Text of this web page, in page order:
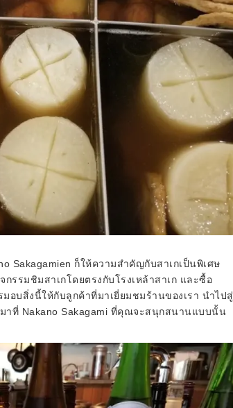
Sakagamien ก็ให้ความสำคัญกับสาเกเป็นพิเศษ
รรมชิมสาเกโดยตรงกับโรงเหล้าสาเก และซื้อ
อบสิ่งนี้ให้กับลูกค้าที่มาเยี่ยมชมร้านของเรา นำไปสู่
าที่ Nakano Sakagami ที่คุณจะสนุกสนานแบบนั้น